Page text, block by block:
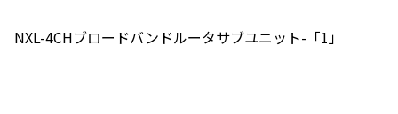
NXL-4CHブロードバンドルータサブユニット-「1」